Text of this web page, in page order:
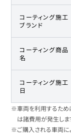
コーティング施工
ブランド
コーティング商品
名
コーティング施工
日
※車両を利用するため
は諸費用が発生しま
※ご購入される車両に